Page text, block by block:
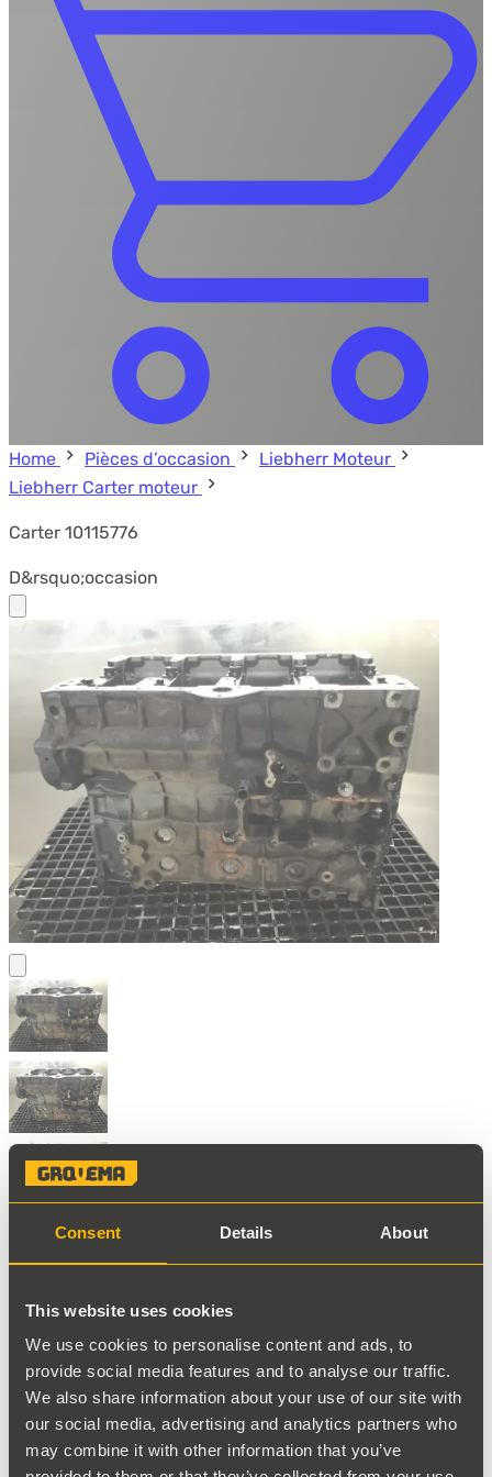
Consent Details About
This website uses cookies
We use cookies to personalise content and ads, to
provide social media features and to analyse our traffic.
We also share information about your use of our site with
our social media, advertising and analytics partners who
may combine it with other information that you’ve
Home Pièces d’occasion
Liebherr Moteur
Liebherr Carter moteur
Carter 10115776
D&rsquo;occasion
Retour aux résultats
Liebherr Carter 10115776
Numéro de stock
8000067
Numéro de pièce